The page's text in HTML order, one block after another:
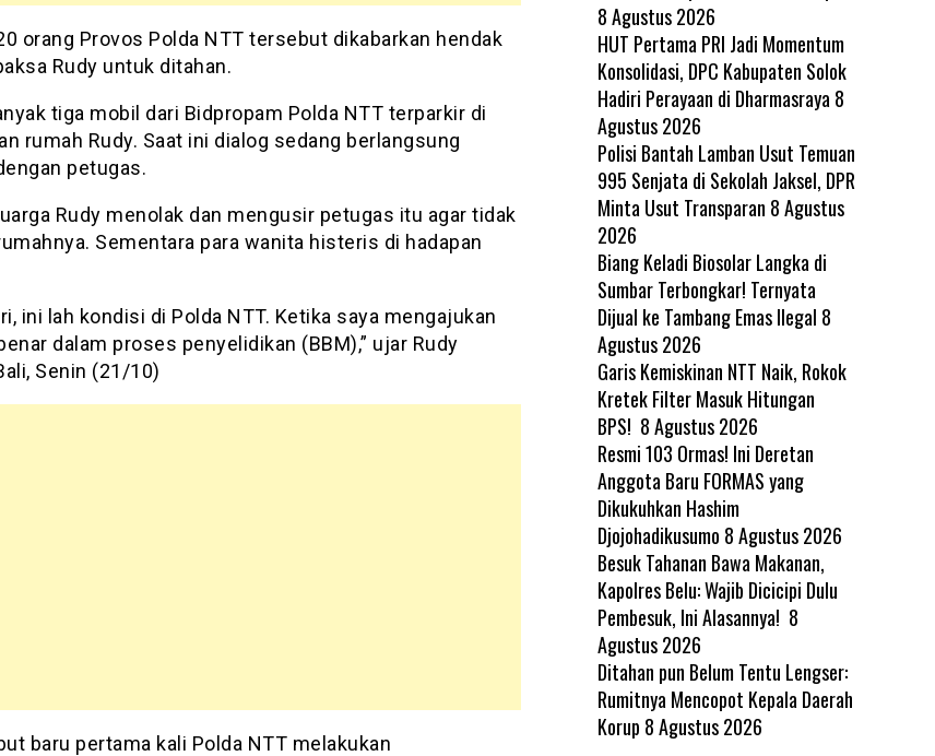
orang Provos Polda NTT tersebut dikabarkan hendak
Rudy untuk ditahan.
tiga mobil dari Bidpropam Polda NTT terparkir di
rumah Rudy. Saat ini dialog sedang berlangsung
petugas.
Rudy menolak dan mengusir petugas itu agar tidak
Sementara para wanita histeris di hadapan
ini lah kondisi di Polda NTT. Ketika saya mengajukan
dalam proses penyelidikan (BBM),” ujar Rudy
Senin (21/10)
baru pertama kali Polda NTT melakukan
8 Agustus 2026
HUT Pertama PRI Jadi Momentum
Konsolidasi, DPC Kabupaten Solok
Hadiri Perayaan di Dharmasraya 8
Agustus 2026
Polisi Bantah Lamban Usut Temuan
995 Senjata di Sekolah Jaksel, DPR
Minta Usut Transparan 8 Agustus
2026
Biang Keladi Biosolar Langka di
Sumbar Terbongkar! Ternyata
Dijual ke Tambang Emas Ilegal 8
Agustus 2026
Garis Kemiskinan NTT Naik, Rokok
Kretek Filter Masuk Hitungan
BPS! 8 Agustus 2026
Resmi 103 Ormas! Ini Deretan
Anggota Baru FORMAS yang
Dikukuhkan Hashim
Djojohadikusumo 8 Agustus 2026
Besuk Tahanan Bawa Makanan,
Kapolres Belu: Wajib Dicicipi Dulu
Pembesuk, Ini Alasannya! 8
Agustus 2026
Ditahan pun Belum Tentu Lengser:
Rumitnya Mencopot Kepala Daerah
Korup 8 Agustus 2026